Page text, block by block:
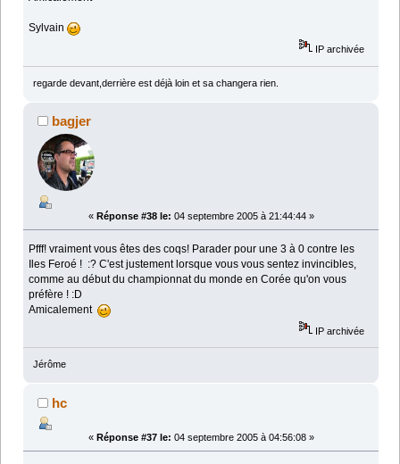
Sylvain
IP archivée
regarde devant,derrière est déjà loin et sa changera rien.
bagjer
« Réponse #38 le: 04 septembre 2005 à 21:44:44 »
Pfff! vraiment vous êtes des coqs! Parader pour une 3 à 0 contre les
Iles Feroé ! :? C'est justement lorsque vous vous sentez invincibles,
comme au début du championnat du monde en Corée qu'on vous
préfère ! :D
Amicalement
IP archivée
Jérôme
hc
« Réponse #37 le: 04 septembre 2005 à 04:56:08 »